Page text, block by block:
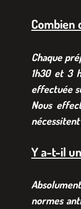
Combien
Chaque
1h30 et 3
effectuée
Nous
Y a-t-il
normes